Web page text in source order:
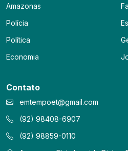
Amazonas
Polícia
Política
Economia
Contato
emtempoet@gmail.com
(92) 98408-6907
(92) 98859-0110